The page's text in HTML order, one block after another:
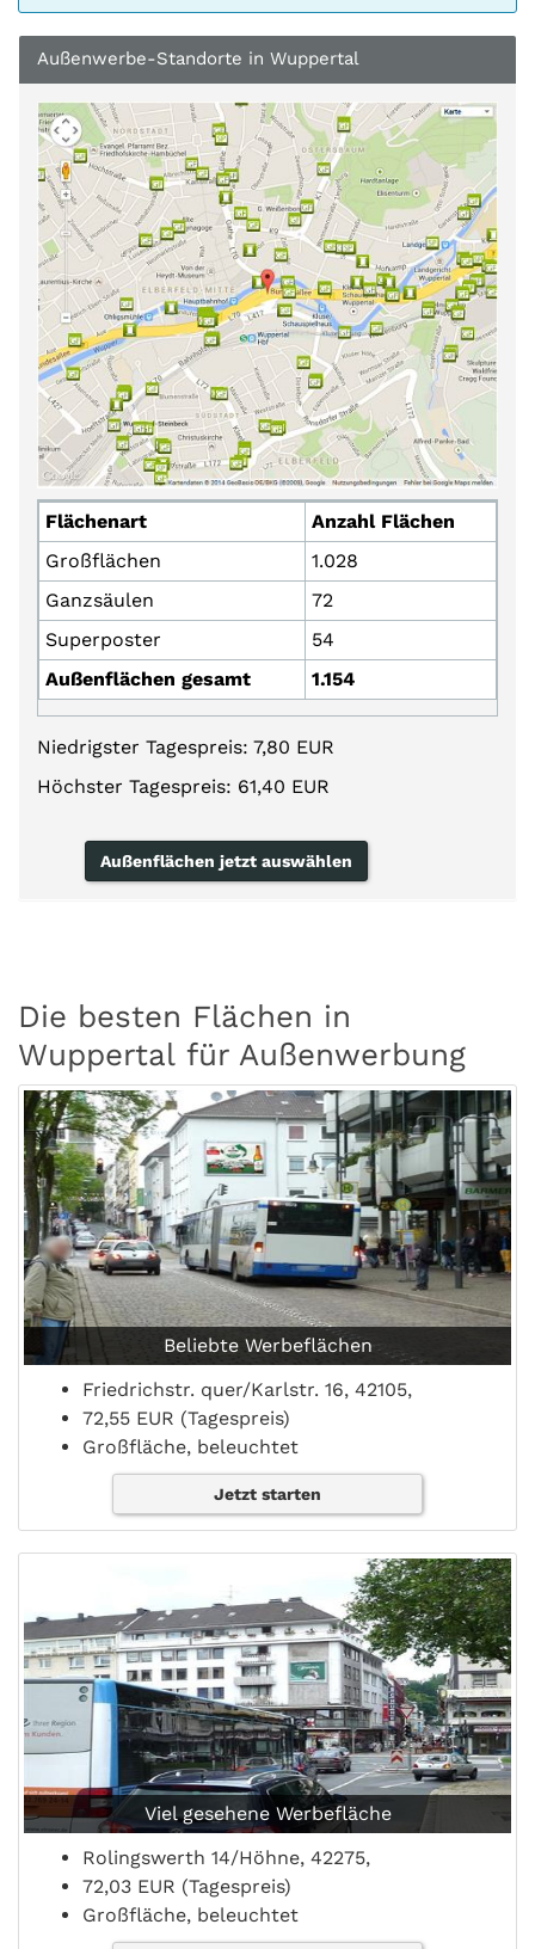
Außenwerbe-Standorte in Wuppertal
Flächenart
Anzahl Flächen
Großflächen
1.028
Ganzsäulen
72
Superposter
54
Außenflächen gesamt
1.154
Niedrigster Tagespreis: 7,80 EUR
Höchster Tagespreis: 61,40 EUR
Außenflächen jetzt auswählen
Die besten Flächen in
Wuppertal für Außenwerbung
Beliebte Werbeflächen
Friedrichstr. quer/Karlstr. 16, 42105,
72,55 EUR (Tagespreis)
Großfläche, beleuchtet
Jetzt starten
Viel gesehene Werbefläche
Rolingswerth 14/Höhne, 42275,
72,03 EUR (Tagespreis)
Großfläche, beleuchtet